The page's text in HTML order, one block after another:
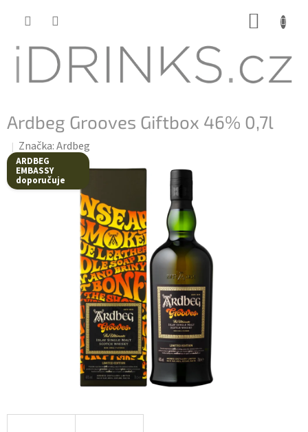
Ardbeg Grooves Giftbox 46% 0,7l
ARDBEG
EMBASSY
doporučuje
Značka:Ardbeg